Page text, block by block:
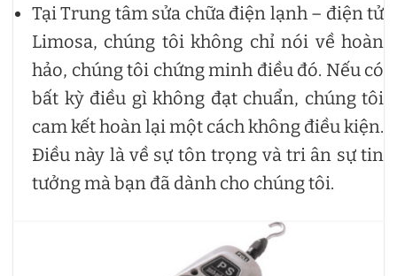
Tại Trung tâm sửa chữa điện lạnh – điện tử
Limosa, chúng tôi không chỉ nói về hoàn
hảo, chúng tôi chứng minh điều đó. Nếu có
bất kỳ điều gì không đạt chuẩn, chúng tôi
cam kết hoàn lại một cách không điều kiện.
Điều này là về sự tôn trọng và tri ân sự tin
tưởng mà bạn đã dành cho chúng tôi.